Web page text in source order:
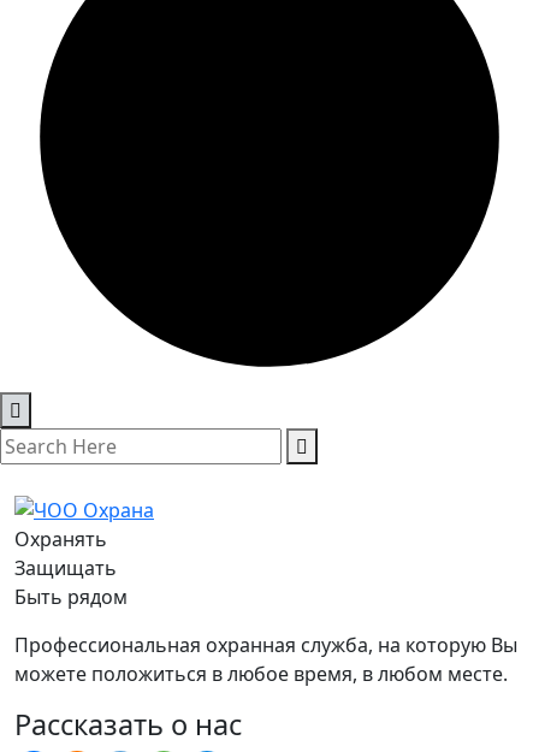
Охранять
Защищать
Быть рядом
Профессиональная охранная служба, на которую Вы
можете положиться в любое время, в любом месте.
Рассказать о нас